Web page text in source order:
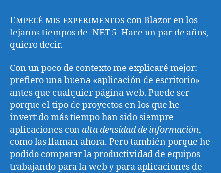
Empecé mis experimentos con Blazoren los
lejanos tiempos de .NET 5. Hace un par de años,
quiero decir.
Con un poco de contexto me explicaré mejor:
prefiero una buena «aplicación de escritorio»
antes que cualquier página web. Puede ser
porque el tipo de proyectos en los que he
invertido más tiempo han sido siempre
aplicaciones con alta densidad de información,
como las llaman ahora. Pero también porque he
podido comparar la productividad de equipos
trabajando para la web y para aplicaciones de